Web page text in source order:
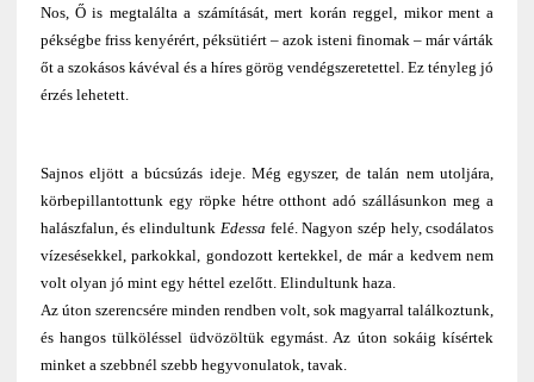
Nos, Ő is megtalálta a számítását, mert korán reggel, mikor ment a
pékségbe friss kenyérért, péksütiért – azok isteni finomak – már várták
őt a szokásos kávéval és a híres görög vendégszeretettel. Ez tényleg jó
érzés lehetett.
Sajnos eljött a búcsúzás ideje. Még egyszer, de talán nem utoljára,
körbepillantottunk egy röpke hétre otthont adó szállásunkon meg a
halászfalun, és elindultunk Edessa felé. Nagyon szép hely, csodálatos
vízesésekkel, parkokkal, gondozott kertekkel, de már a kedvem nem
volt olyan jó mint egy héttel ezelőtt. Elindultunk haza.
Az úton szerencsére minden rendben volt, sok magyarral találkoztunk,
és hangos tülköléssel üdvözöltük egymást. Az úton sokáig kísértek
minket a szebbnél szebb hegyvonulatok, tavak.